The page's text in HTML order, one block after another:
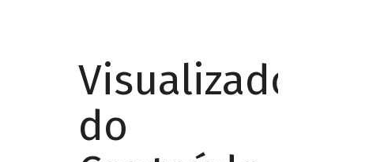
Visualizador
do